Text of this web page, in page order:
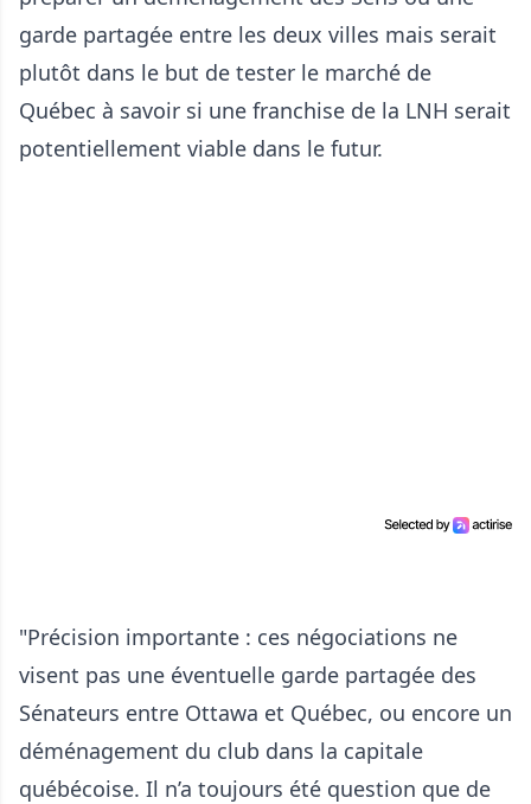
garde partagée entre les deux villes mais serait
plutôt dans le but de tester le marché de
Québec à savoir si une franchise de la LNH serait
potentiellement viable dans le futur.
"Précision importante : ces négociations ne
visent pas une éventuelle garde partagée des
Sénateurs entre Ottawa et Québec, ou encore un
déménagement du club dans la capitale
québécoise. Il n’a toujours été question que de